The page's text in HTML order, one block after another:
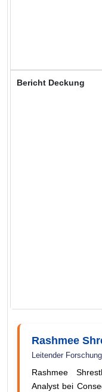
Bericht Deckung
Rashmee
Leitender
Rashmee
Analyst bei